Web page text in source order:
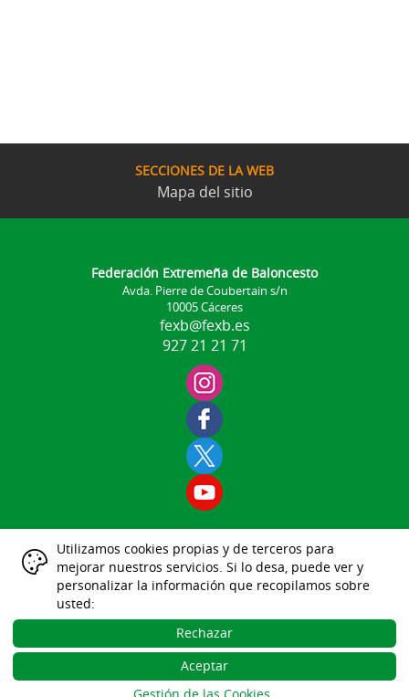
SECCIONES DE LA WEB
Mapa del sitio
Federación Extremeña de Baloncesto
Avda. Pierre de Coubertain s/n
10005 Cáceres
fexb@fexb.es
927 21 21 71
Aviso Legal
|
Datos Identificativos
||
Política de Cookies
|
Gestión de las Cookies
|
Desarrollo Web Gesdeportiva
Utilizamos cookies propias y de terceros para
mejorar nuestros servicios. Si lo desa, puede ver y
personalizar la información que recopilamos sobre
usted:
Rechazar
Aceptar